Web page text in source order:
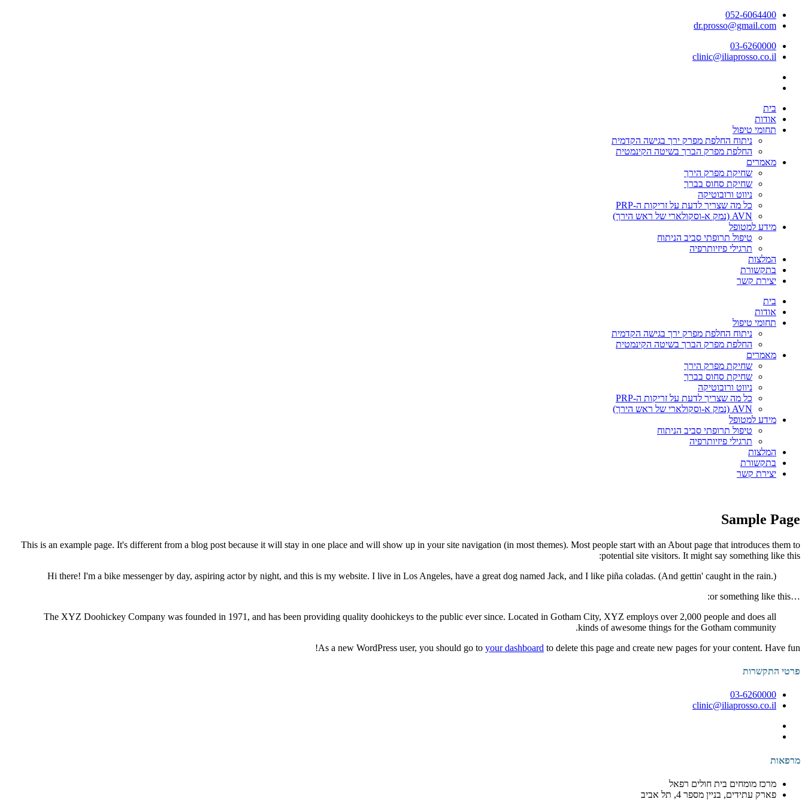
לתוכן
052-6064400
dr.prosso@gmail.com
03-6260000
clinic@iliaprosso.co.il
בית
אודות
תחומי טיפול
ניתוח החלפת מפרק ירך בגישה הקדמית
החלפת מפרק הברך בשיטה הקינמטית
מאמרים
שחיקת מפרק הירך
שחיקת סחוס בברך
ניווט ורובוטיקה
כל מה שצריך לדעת על זריקות ה-PRP
AVN (נמק א-וסקולארי של ראש הירך)
מידע למטופל
טיפול תרופתי סביב הניתוח
תרגילי פיזיותרפיה
המלצות
בתקשורת
יצירת קשר
בית
אודות
תחומי טיפול
ניתוח החלפת מפרק ירך בגישה הקדמית
החלפת מפרק הברך בשיטה הקינמטית
מאמרים
שחיקת מפרק הירך
שחיקת סחוס בברך
ניווט ורובוטיקה
כל מה שצריך לדעת על זריקות ה-PRP
AVN (נמק א-וסקולארי של ראש הירך)
מידע למטופל
טיפול תרופתי סביב הניתוח
תרגילי פיזיותרפיה
המלצות
בתקשורת
יצירת קשר
Sample Page
This is an example page. It's different from a blog post because it will stay in one place and will show up in your site navigation (in most themes). Most people start with an About page that introduces them to
potential site visitors. It might say something like this:
Hi there! I'm a bike messenger by day, aspiring actor by night, and this is my website. I live in Los Angeles, have a great dog named Jack, and I like piña coladas. (And gettin' caught in the rain.)
…or something like this:
The XYZ Doohickey Company was founded in 1971, and has been providing quality doohickeys to the public ever since. Located in Gotham City, XYZ employs over 2,000 people and does all
kinds of awesome things for the Gotham community.
As a new WordPress user, you should go to your dashboard to delete this page and create new pages for your content. Have fun!
פרטי התקשרות
03-6260000
clinic@iliaprosso.co.il
מרפאות
מרכז מומחים בית חולים רפאל
פארק עתידים, בניין מספר 4, תל אביב